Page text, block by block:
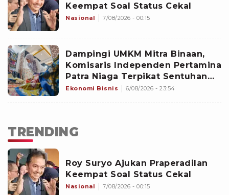
Keempat Soal Status Cekal
Nasional 7/08/2026 - 00:15
Dampingi UMKM Mitra Binaan,
Komisaris Independen Pertamina
Patra Niaga Terpikat Sentuhan
Cerita di Balik setiap Karya
Ekonomi Bisnis 6/08/2026 - 23:54
TRENDING
Roy Suryo Ajukan Praperadilan
Keempat Soal Status Cekal
Nasional 7/08/2026 - 00:15